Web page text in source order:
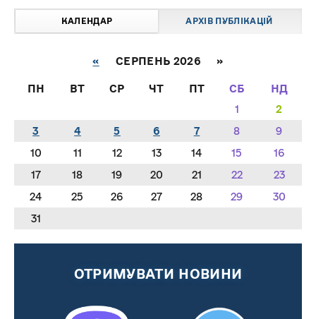
КАЛЕНДАР АРХІВ ПУБЛІКАЦІЙ
« СЕРПЕНЬ 2026 »
ПН ВТ СР ЧТ ПТ СБ
НД
1
2
3
4 5 6 7 8
9
10
11 12 13 14 15
16
17
18 19 20 21 22
23
24
25 26 27 28 29
30
31
ОТРИМУВАТИ НОВИНИ